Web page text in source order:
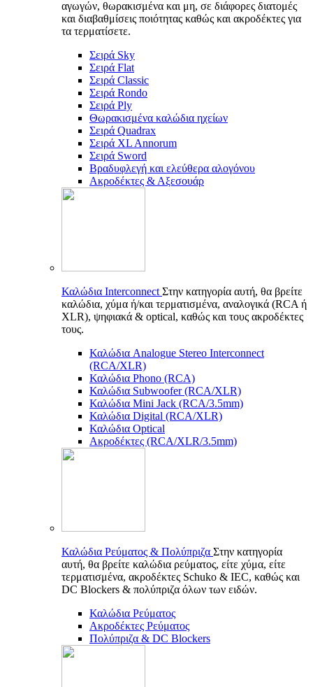
αγωγών, θωρακισμένα και μη, σε διάφορες διατομές
και διαβαθμίσεις ποιότητας καθώς και ακροδέκτες για
τα τερματίσετε.
Σειρά Sky
Σειρά Flat
Σειρά Classic
Σειρά Rondo
Σειρά Ply
Θωρακισμένα καλώδια ηχείων
Σειρά Quadrax
Σειρά XL Annorum
Σειρά Sword
Βραδυφλεγή και ελεύθερα αλογόνου
Ακροδέκτες & Αξεσουάρ
Καλώδια Interconnect Στην κατηγορία αυτή, θα βρείτε
καλώδια, χύμα ή/και τερματισμένα, αναλογικά (RCA ή
XLR), ψηφιακά & optical, καθώς και τους ακροδέκτες
τους.
Καλώδια Analogue Stereo Interconnect
(RCA/XLR)
Καλώδια Phono (RCA)
Καλώδια Subwoofer (RCA/XLR)
Καλώδια Mini Jack (RCA/3.5mm)
Καλώδια Digital (RCA/XLR)
Καλώδια Optical
Ακροδέκτες (RCA/XLR/3.5mm)
Καλώδια Ρεύματος & Πολύπριζα Στην κατηγορία
αυτή, θα βρείτε καλώδια ρεύματος, είτε χύμα, είτε
τερματισμένα, ακροδέκτες Schuko & IEC, καθώς και
DC Blockers & πολύπριζα όλων των ειδών.
Καλώδια Ρεύματος
Ακροδέκτες Ρεύματος
Πολύπριζα & DC Blockers